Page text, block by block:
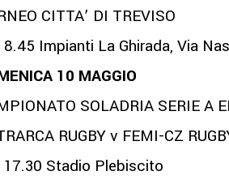
CITTA’ DI TREVISO
8.45 Impianti La Ghirada, Via
10 MAGGIO
SOLADRIA SERIE A
RUGBY v FEMI-CZ
17.30 Stadio Plebiscito